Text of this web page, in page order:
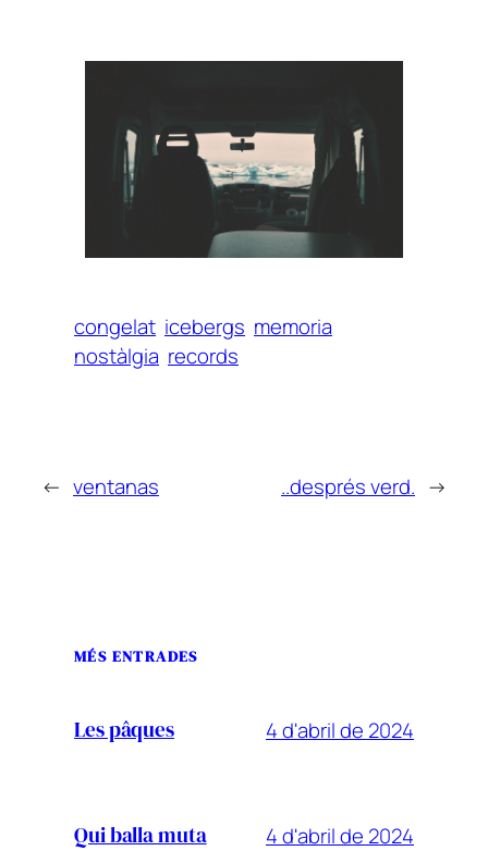
congelat icebergs memoria
nostàlgia records
← ventanas ..després verd. →
MÉS ENTRADES
Les pâques 4 d'abril de 2024
Qui balla muta 4 d'abril de 2024